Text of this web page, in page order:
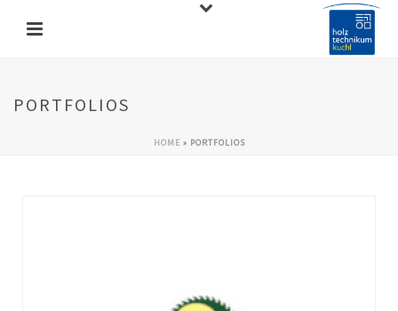
PORTFOLIOS
HOME» PORTFOLIOS